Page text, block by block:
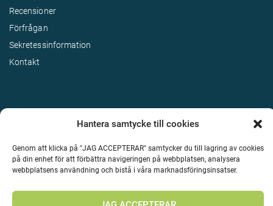
Hantera samtycke till cookies
Genom att klicka på "JAG ACCEPTERAR" samtycker du till lagring av cookies
på din enhet för att förbättra navigeringen på webbplatsen, analysera
webbplatsens användning och bistå i våra marknadsföringsinsatser.
Recensioner
Förfrågan
Sekretessinformation
Kontakt
Terms & Conditions